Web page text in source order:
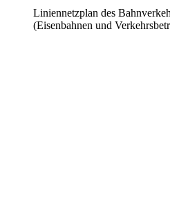
Liniennetzplan des
(Eisenbahnen und